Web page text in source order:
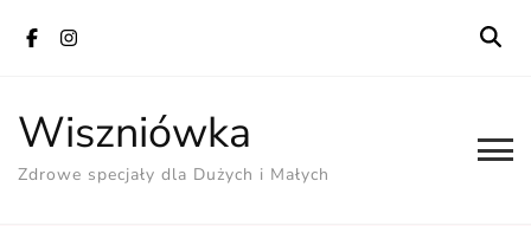
Wiszniówka
Zdrowe specjały dla Dużych i Małych